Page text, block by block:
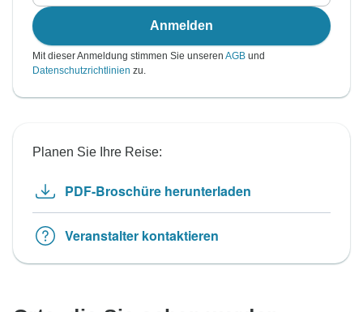
Anmelden
Mit dieser Anmeldung stimmen Sie unseren AGB und
Datenschutzrichtlinien zu.
Planen Sie Ihre Reise:
PDF-Broschüre herunterladen
Veranstalter kontaktieren